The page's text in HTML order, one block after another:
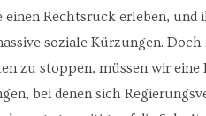
einen Rechtsruck erleben,
soziale Kürzungen.
zu stoppen, müssen wir
bei denen sich